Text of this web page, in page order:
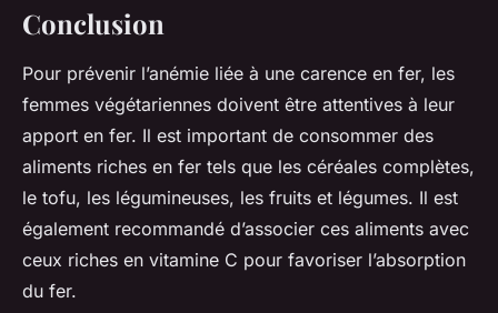
Conclusion
Pour prévenir l’anémie liée à une carence en fer, les
femmes végétariennes doivent être attentives à leur
apport en fer. Il est important de consommer des
aliments riches en fer tels que les céréales complètes,
le tofu, les légumineuses, les fruits et légumes. Il est
également recommandé d’associer ces aliments avec
ceux riches en vitamine C pour favoriser l’absorption
du fer.